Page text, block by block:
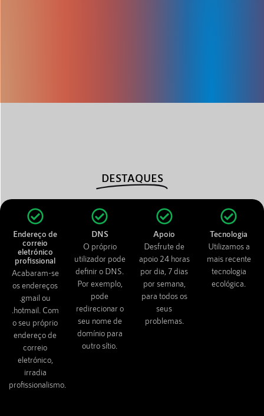
Endereço de
correio
eletrónico
profissional
Acabaram-se
os endereços
.gmail ou
.hotmail. Com
o seu próprio
endereço de
correio
eletrónico,
irradia
profissionalismo.
DNS
O próprio
utilizador pode
definir o DNS.
Por exemplo,
pode
redirecionar o
seu nome de
domínio para
outro sítio.
Apoio
Desfrute de
apoio 24 horas
por dia, 7 dias
por semana,
para todos os
seus
problemas.
Tecnologia
Utilizamos a
mais recente
tecnologia
ecológica.
DESTAQUES